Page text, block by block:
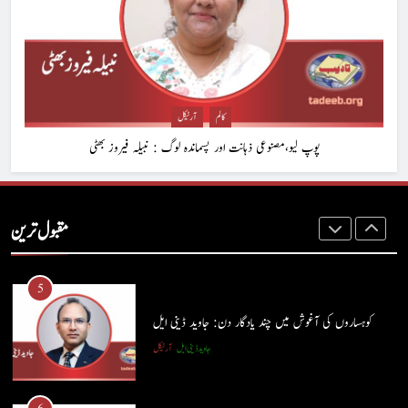
آرٹیکل کالم
پوپ لیو،مصنوعی ذہانت اور پسماندہ لوگ : نبیلہ فیروز بھٹی
مقبول ترین
شگفتہ گفتگو تیری : جاوید ڈینی ایل
جاوید ڈینی ایل
4
5
کوہساروں کی آغوش میں چند یادگار دن: جاوید ڈینی ایل
آرٹیکل جاوید ڈینی ایل